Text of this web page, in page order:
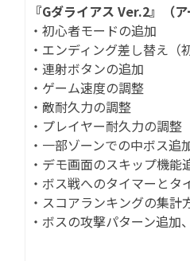
『Gダライアス Ver.2』（
・初心者モードの追加
・エンディング差し替え（
・連射ボタンの追加
・ゲーム速度の調整
・敵耐久力の調整
・プレイヤー耐久力の調整
・一部ゾーンでの中ボス追
・デモ画面のスキップ機能
・ボス戦へのタイマーとタ
・スコアランキングの集計
・ボスの攻撃パターン追加